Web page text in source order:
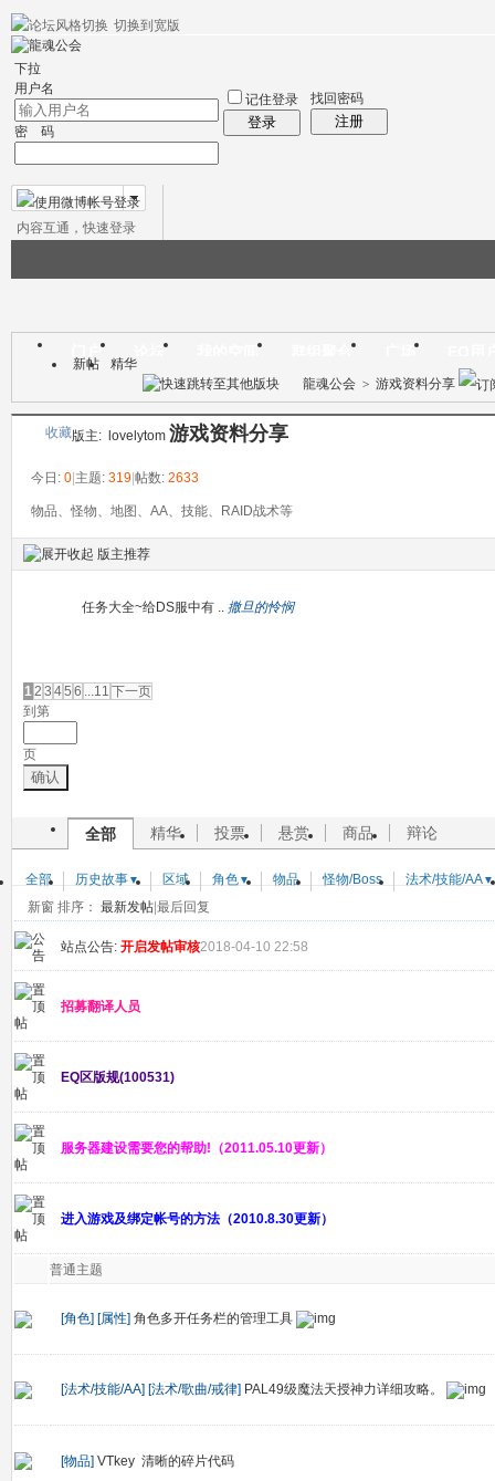
切换到宽版
下拉
用户名
密 码
记住登录
登录
找回密码
注册
微博帐号登录
内容互通，快速登录
门户 论坛 我的空间 群组聚合 广场
本版
新帖
精华
龍魂公会 > 游戏资料分享
版主: lovelytom 游戏资料分享
收藏
今日: 0|主题: 319|帖数: 2633
物品、怪物、地图、AA、技能、RAID战术等
版主推荐
任务大全~给DS服中有 .. 撒旦的怜悯
12 3 45 6 ...11 下一页
到第
页
确认
全部 精华 投票 悬赏 商品 辩论
全部 历史故事▼ 区域 角色▼ 物品 怪物/Boss 法术/技能/AA▼
新窗 排序： 最新发帖|最后回复
站点公告: 开启发帖审核2018-04-10 22:58
招募翻译人员
EQ区版规(100531)
服务器建设需要您的帮助!（2011.05.10更新）
进入游戏及绑定帐号的方法（2010.8.30更新）
普通主题
[角色] [属性] 角色多开任务栏的管理工具
[法术/技能/AA] [法术/歌曲/戒律] PAL49级魔法天授神力详细攻略。
[物品] VTkey 清晰的碎片代码